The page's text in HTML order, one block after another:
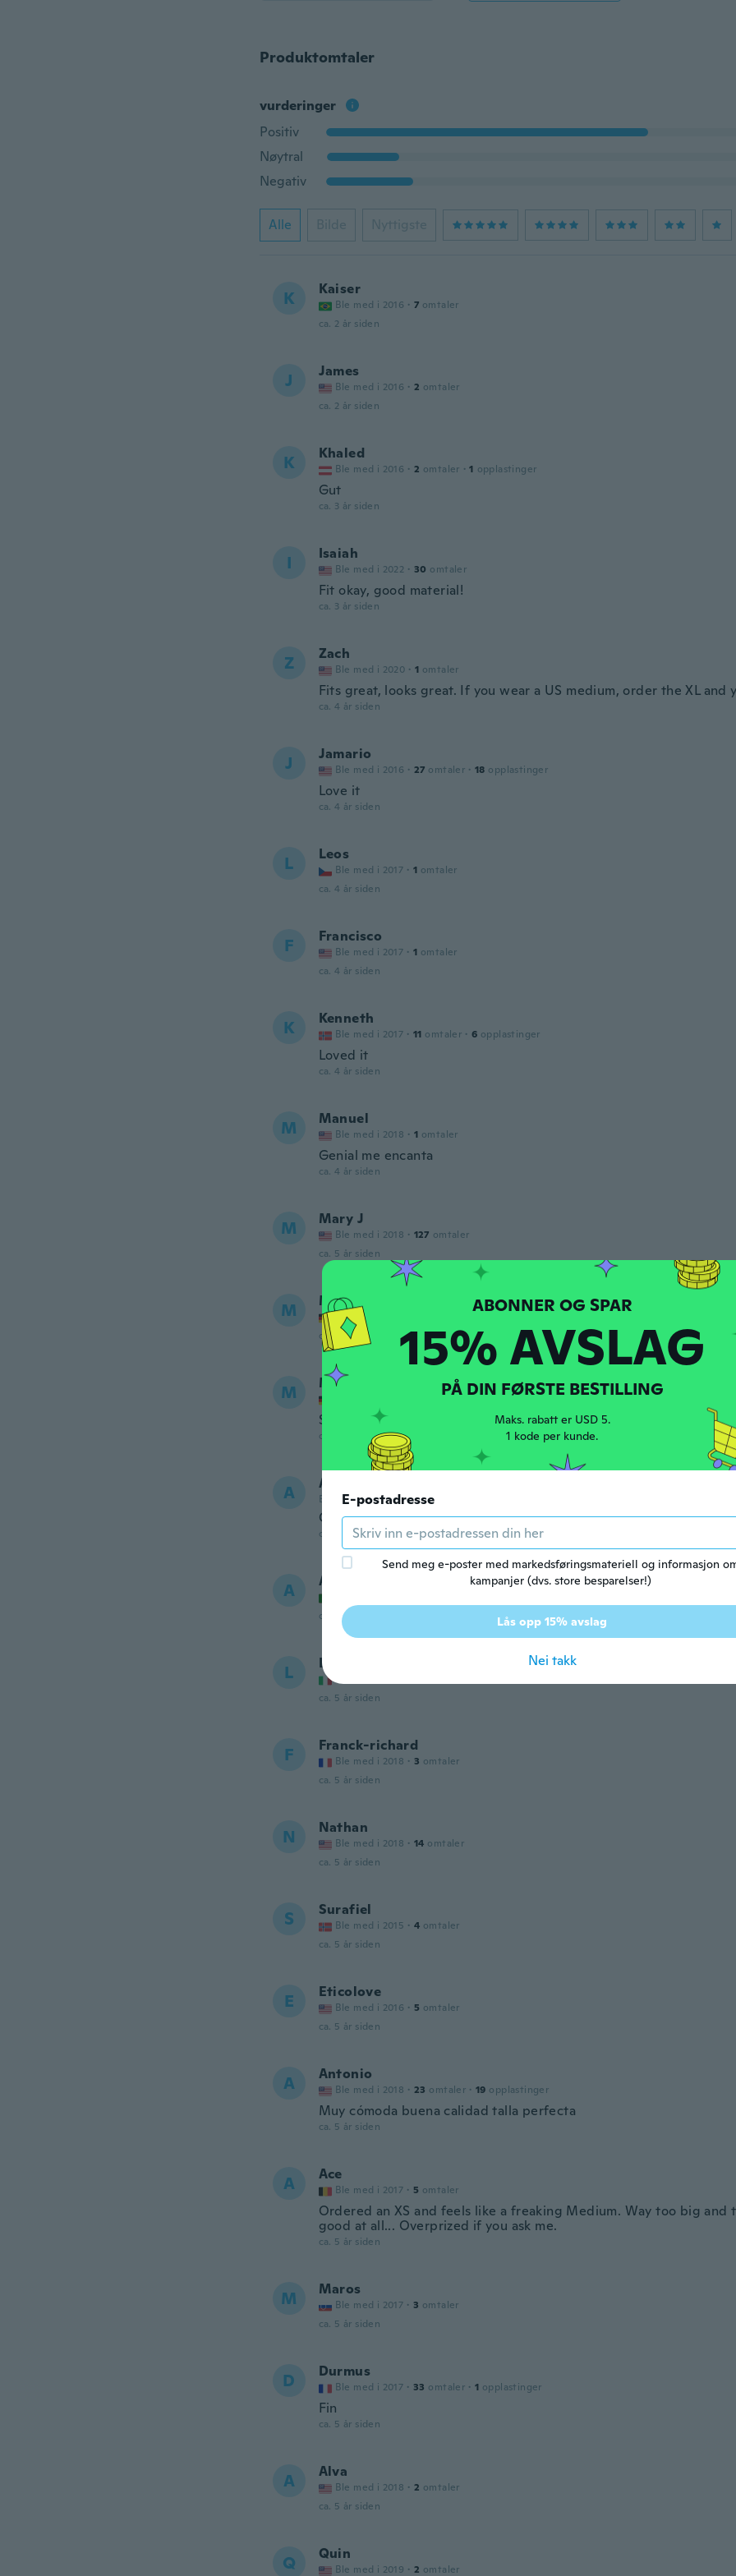
Produktomtaler
vurderinger
Positiv
Nøytral
Negativ
Alle Bilde Nyttigste
K Kaiser
Ble med i 2016 · 7 omtaler
ca. 2 år siden
J James
Ble med i 2016 · 2 omtaler
ca. 2 år siden
K Khaled
Ble med i 2016 · 2 omtaler · 1 opplastinger
Gut
ca. 3 år siden
I Isaiah
Ble med i 2022 · 30 omtaler
Fit okay, good material!
ca. 3 år siden
Z Zach
Ble med i 2020 · 1 omtaler
Fits great, looks great. If you wear a US medium, order the XL and
ca. 4 år siden
J Jamario
Ble med i 2016 · 27 omtaler · 18 opplastinger
Love it
ca. 4 år siden
L Leos
Ble med i 2017 · 1 omtaler
ca. 4 år siden
F Francisco
Ble med i 2017 · 1 omtaler
ca. 4 år siden
K Kenneth
Ble med i 2017 · 11 omtaler · 6 opplastinger
Loved it
ca. 4 år siden
M Manuel
Ble med i 2018 · 1 omtaler
Genial me encanta
ca. 4 år siden
M Mary J
Ble med i 2018 · 127 omtaler
ca. 5 år siden
M Mahmud
Ble med i 2021
ca. 5 år siden
M Max
omtaler
Sehr schön
ca. 5 år siden
A Arjun
Ble med i 2018 · 1 omtaler
Came with a torn pocket.
ca. 5 år siden
A Afan
ca. 5 år siden
L Loris
Ble med i 2014
ca. 5 år siden
F Franck-richard
Ble med i 2018 · 3 omtaler
ca. 5 år siden
N Nathan
Ble med i 2018 · 14 omtaler
ca. 5 år siden
S Surafiel
Ble med i 2015 · 4 omtaler
ca. 5 år siden
E Eticolove
Ble med i 2016 · 5 omtaler
ca. 5 år siden
A Antonio
Ble med i 2018 · 23 omtaler · 19 opplastinger
Muy cómoda buena calidad talla perfecta
ca. 5 år siden
A Ace
Ble med i 2017 · 5 omtaler
Ordered an XS and feels like a freaking Medium. Way too big and
good at all... Overprized if you ask me.
ca. 5 år siden
M Maros
Ble med i 2017 · 3 omtaler
ca. 5 år siden
D Durmus
Ble med i 2017 · 33 omtaler · 1 opplastinger
Fin
ca. 5 år siden
A Alva
Ble med i 2018 · 2 omtaler
ca. 5 år siden
Q Quin
Ble med i 2019 · 2 omtaler
15% AVSLAG
PÅ DIN FØRSTE BESTILLING
Maks. rabatt er USD 5.
1 kode per kunde.
E-postadresse
Send meg e-poster med markedsføringsmateriell og informasjon
kampanjer (dvs. store besparelser!)
Lås opp 15% avslag
Nei takk